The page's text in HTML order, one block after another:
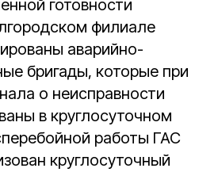
готовности
филиале
аварийно-
бригады, которые при
о неисправности
в круглосуточном
работы ГАС
круглосуточный